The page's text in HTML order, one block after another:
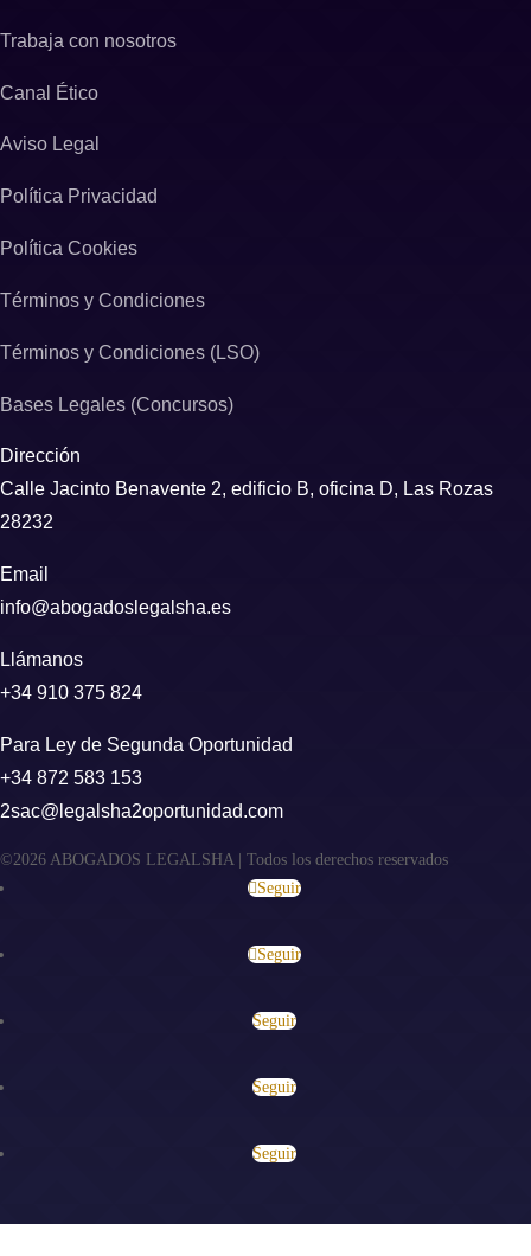
Trabaja con nosotros
Canal Ético
Aviso Legal
Política Privacidad
Política Cookies
Términos y Condiciones
Términos y Condiciones (LSO)
Bases Legales (Concursos)
Dirección
Calle Jacinto Benavente 2, edificio B, oficina D, Las Rozas
28232
Email
info@abogadoslegalsha.es
Llámanos
+34 910 375 824
Para Ley de Segunda Oportunidad
+34 872 583 153
2sac@legalsha2oportunidad.com
©2026 ABOGADOS LEGALSHA | Todos los derechos reservados
Seguir
Seguir
Seguir
Seguir
Seguir